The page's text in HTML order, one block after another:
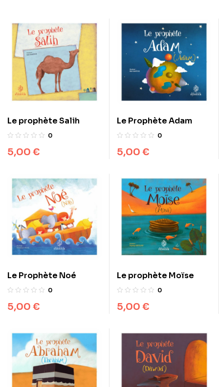
Le prophète Salih
0
5,00 €
Le Prophète Adam
0
5,00 €
Le Prophète Noé
0
5,00 €
Le prophète Moïse
0
5,00 €